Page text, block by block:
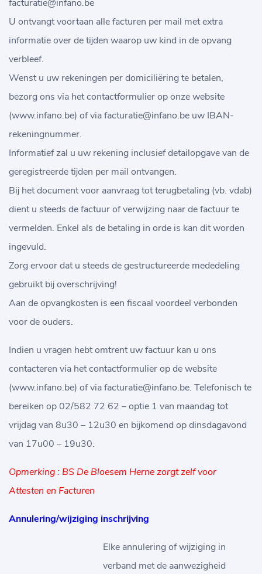
facturatie@infano.be
U ontvangt voortaan alle facturen per mail met extra
informatie over de tijden waarop uw kind in de opvang
verbleef.
Wenst u uw rekeningen per domiciliëring te betalen,
bezorg ons via het contactformulier op onze website
(www.infano.be) of via facturatie@infano.be uw IBAN-
rekeningnummer.
Informatief zal u uw rekening inclusief detailopgave van de
geregistreerde tijden per mail ontvangen.
Bij het document voor aanvraag tot terugbetaling (vb. vdab)
dient u steeds de factuur of verwijzing naar de factuur te
vermelden. Enkel als de betaling in orde is kan dit worden
ingevuld.
Zorg ervoor dat u steeds de gestructureerde mededeling
gebruikt bij overschrijving!
Aan de opvangkosten is een fiscaal voordeel verbonden
voor de ouders.
Indien u vragen hebt omtrent uw factuur kan u ons
contacteren via het contactformulier op de website
(www.infano.be) of via facturatie@infano.be. Telefonisch te
bereiken op 02/582 72 62 – optie 1 van maandag tot
vrijdag van 8u30 – 12u30 en bijkomend op dinsdagavond
van 17u00 – 19u30.
Opmerking : BS De Bloesem Herne zorgt zelf voor
Attesten en Facturen
Annulering/wijziging inschrijving
Elke annulering of wijziging in
verband met de aanwezigheid